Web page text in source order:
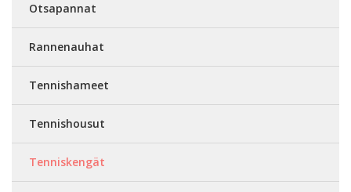
Otsapannat
Rannenauhat
Tennishameet
Tennishousut
Tenniskengät